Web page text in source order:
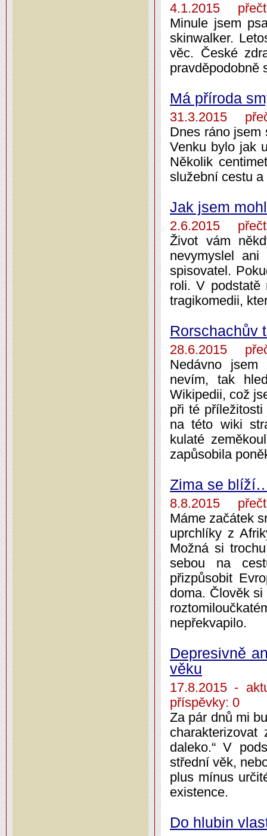
4.1.2015
Minule jsem
skinwalker.
věc. České
pravděpodobně
Má příroda
31.3.2015
Dnes ráno jsem
Venku bylo jak
Několik
služební cestu
Jak jsem
2.6.2015
Život vám
nevymyslel ani
spisovatel.
roli. V podstatě
tragikomedii,
Rorschachův
28.6.2015
Nedávno
nevím, tak
Wikipedii, což
při té
na této wiki
kulaté
zapůsobila
Zima se
8.8.2015
Máme začátek
uprchlíky z
Možná si
sebou na
přizpůsobit
doma. Člověk
nepřekvapilo.
Depresivně
věku
17.8.2015 -
příspěvky: 0
Za pár dnů mi
daleko.“ V
střední věk,
plus mínus
existence.
Do hlubin